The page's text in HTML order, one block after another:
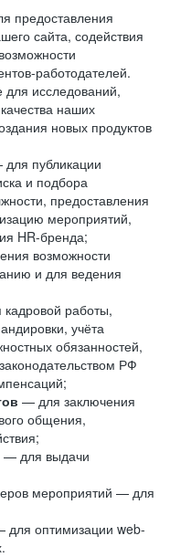
предоставления
сайта, содействия
работодателей.
исследований,
наших
новых продуктов
публикации
и подбора
предоставления
мероприятий,
HR-бренда;
возможности
и для ведения
работы,
учёта
обязанностей,
РФ
— для заключения
общения,
— для выдачи
мероприятий — для
для оптимизации web-